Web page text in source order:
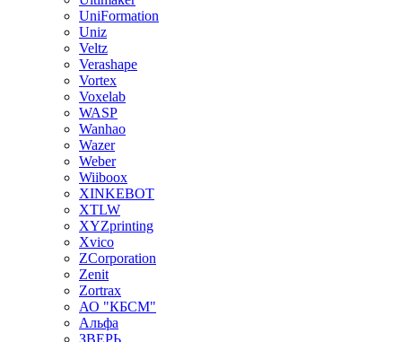
UniFormation
Uniz
Veltz
Verashape
Vortex
Voxelab
WASP
Wanhao
Wazer
Weber
Wiiboox
XINKEBOT
XTLW
XYZprinting
Xvico
ZCorporation
Zenit
Zortrax
АО "КБСМ"
Альфа
ЗВЕРЬ